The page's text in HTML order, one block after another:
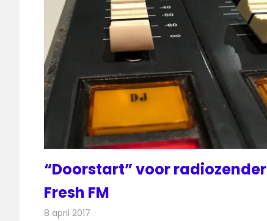
“Doorstart” voor radiozender
Fresh FM
8 april 2017